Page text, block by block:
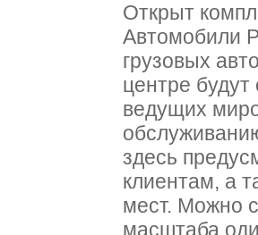
Открыт
Автомобили
грузовых
центре
ведущих
здесь
клиентам, а
мест. Можно
масштаба